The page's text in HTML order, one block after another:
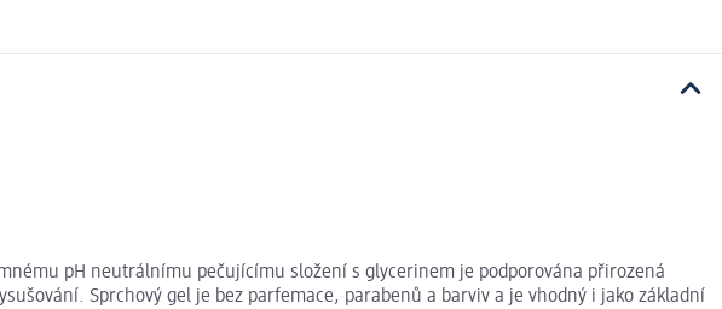
pH neutrálnímu pečujícímu složení s glycerinem je podporována přirozená
Sprchový gel je bez parfemace, parabenů a barviv a je vhodný i jako základní